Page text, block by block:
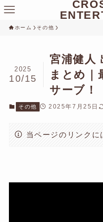
ホーム その他
宮浦健人
まとめ｜
サーブ！
2025
10/15
その他 2025年7月25日
当ページのリンクに